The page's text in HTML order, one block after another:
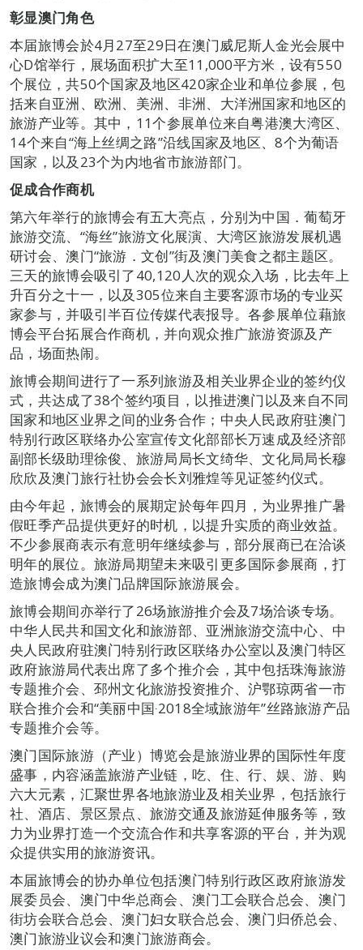
彰显澳门角色
本届旅博会於4月27至29日在澳门威尼斯人金光会展中
心D馆举行，展场面积扩大至11,000平方米，设有550
个展位，共50个国家及地区420家企业和单位参展，包
括来自亚洲、欧洲、美洲、非洲、大洋洲国家和地区的
旅游产业等。其中，11个参展单位来自粤港澳大湾区、
14个来自“海上丝绸之路”沿线国家及地区、8个为葡语
国家，以及23个为内地省市旅游部门。
促成合作商机
第六年举行的旅博会有五大亮点，分别为中国．葡萄牙
旅游交流、“海丝”旅游文化展演、大湾区旅游发展机遇
研讨会、澳门“旅游．文创”街及澳门美食之都主题区。
三天的旅博会吸引了40,120人次的观众入场，比去年上
升百分之十一，以及305位来自主要客源市场的专业买
家参与，并吸引半百位传媒代表报导。各参展单位藉旅
博会平台拓展合作商机，并向观众推广旅游资源及产
品，场面热闹。
旅博会期间进行了一系列旅游及相关业界企业的签约仪
式，共达成了38个签约项目，以推进澳门以及来自不同
国家和地区业界之间的业务合作；中央人民政府驻澳门
特别行政区联络办公室宣传文化部部长万速成及经济部
副部长级助理徐俊、旅游局局长文绮华、文化局局长穆
欣欣及澳门旅行社协会会长刘雅煌等见证签约仪式。
由今年起，旅博会的展期定於每年四月，为业界推广暑
假旺季产品提供更好的时机，以提升实质的商业效益。
不少参展商表示有意明年继续参与，部分展商已在洽谈
明年的展位。旅游局期望未来吸引更多国际参展商，打
造旅博会成为澳门品牌国际旅游展会。
旅博会期间亦举行了26场旅游推介会及7场洽谈专场。
中华人民共和国文化和旅游部、亚洲旅游交流中心、中
央人民政府驻澳门特别行政区联络办公室以及澳门特区
政府旅游局代表出席了多个推介会，其中包括珠海旅游
专题推介会、邳州文化旅游投资推介、沪鄂琼两省一市
联合推介会和“美丽中国‧2018全域旅游年”丝路旅游产品
专题推介会等。
澳门国际旅游（产业）博览会是旅游业界的国际性年度
盛事，内容涵盖旅游产业链，吃、住、行、娱、游、购
六大元素，汇聚世界各地旅游业及相关业界，包括旅行
社、酒店、景区景点、旅游交通及旅游延伸服务等，致
力为业界打造一个交流合作和共享客源的平台，并为观
众提供实用的旅游资讯。
本届旅博会的协办单位包括澳门特别行政区政府旅游发
展委员会、澳门中华总商会、澳门工会联合总会、澳门
街坊会联合总会、澳门妇女联合总会、澳门归侨总会、
澳门旅游业议会和澳门旅游商会。